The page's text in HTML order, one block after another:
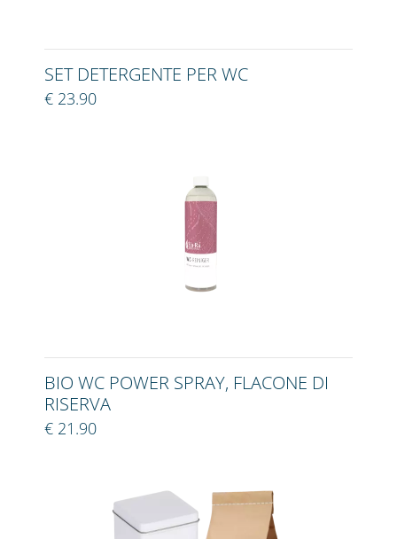
SET DETERGENTE PER WC
€ 23.90
BIO WC POWER SPRAY, FLACONE DI
RISERVA
€ 21.90